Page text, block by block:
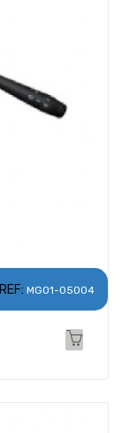
REF: MG01-05004